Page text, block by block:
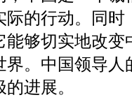
的行动。同时
够切实地改变
。中国领导人
进展。